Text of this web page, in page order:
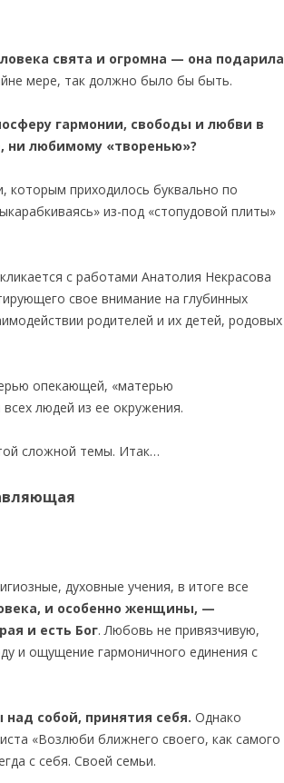
свята и огромна — она подарила
мере, так должно было бы быть.
гармонии, свободы и любви в
ни любимому «творенью»?
которым приходилось буквально по
из-под «стопудовой плиты»
с работами Анатолия Некрасова
свое внимание на глубинных
родителей и их детей, родовых
опекающей, «матерью
людей из ее окружения.
сложной темы. Итак…
духовные учения, в итоге все
и особенно женщины, —
и есть Бог. Любовь не привязчивую,
и ощущение гармоничного единения с
собой, принятия себя. Однако
«Возлюби ближнего своего, как самого
с себя. Своей семьи.